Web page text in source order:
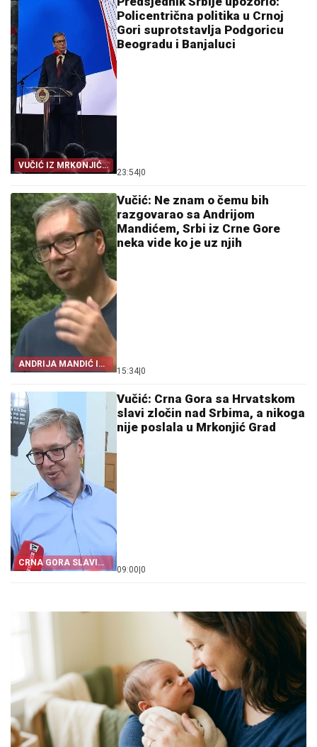
VUČIĆ IZ MRKONJIĆ
GRADA
Policentrična politika u Crnoj
Gori suprotstavlja Podgoricu
Beogradu i Banjaluci
23:54 0
ANDRIJA MANDIĆ I
VLAST U PODGORICI
Vučić: Ne znam o čemu bih
razgovarao sa Andrijom
Mandićem, Srbi iz Crne Gore
neka vide ko je uz njih
15:34 0
CRNA GORA SLAVI
„OLUJU”
Vučić: Crna Gora sa Hrvatskom
slavi zločin nad Srbima, a nikoga
nije poslala u Mrkonjić Grad
09:00 0